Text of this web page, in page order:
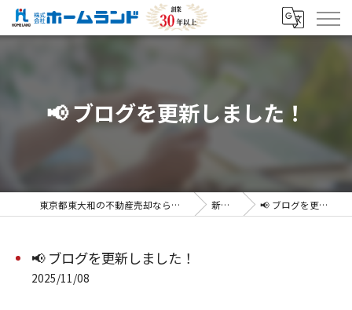
📢 ブログを更新しました！
東京都東大和の不動産売却なら株式会社ホームランド 新着情報 📢 ブログを更新しました！
📢 ブログを更新しました！
2025/11/08